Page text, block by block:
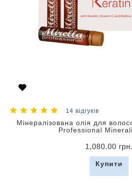
14 відгуків
Мінералізована олія для
Professional
1,080.00 грн.
Купити